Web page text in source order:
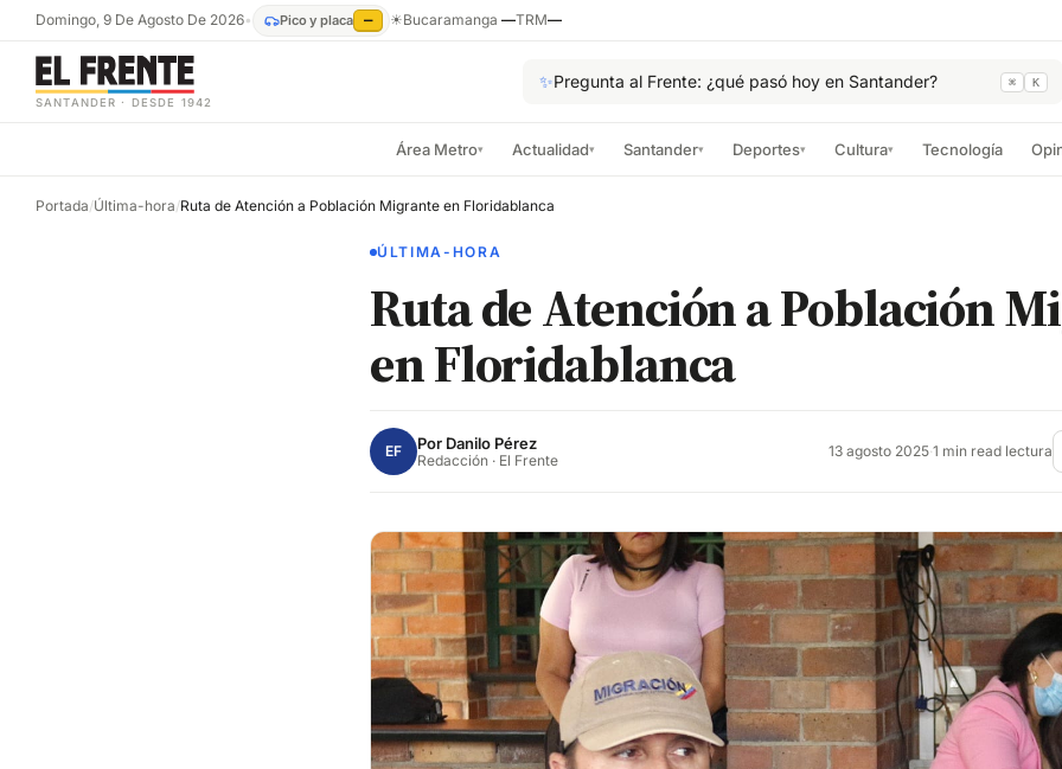
Domingo, 9 De Agosto De 2026• Pico y placa — ☀Bucaramanga—TRM—
SANTANDER · DESDE 1942
✨Pregunta al Frente: ¿qué pasó hoy en Santander? ⌘ K
Área Metro▾ Actualidad▾ Santander▾ Deportes▾ Cultura▾ Tecnología
Portada/Última-hora/Ruta de Atención a Población Migrante en Floridablanca
ÚLTIMA-HORA
Ruta de Atención a Población
en Floridablanca
EF Por Danilo Pérez
Redacción · El Frente 13 agosto 2025·1 min read lectura